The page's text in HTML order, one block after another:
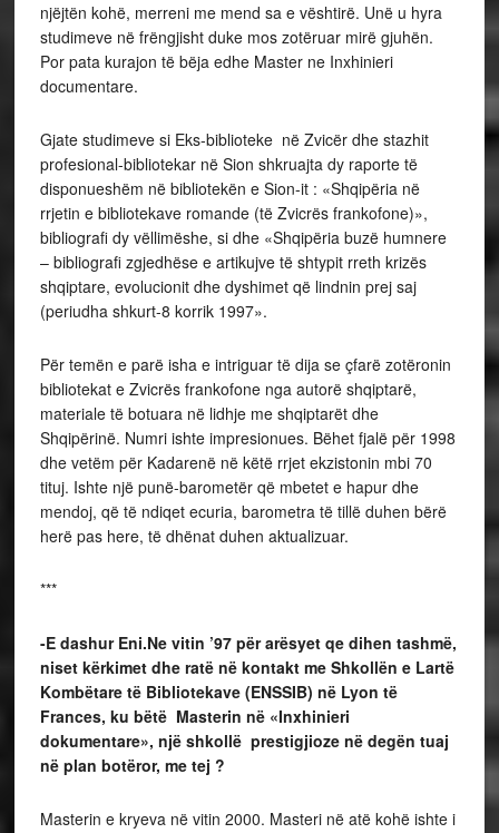
njëjtën kohë, merreni me mend sa e vështirë. Unë u hyra
studimeve në frëngjisht duke mos zotëruar mirë gjuhën.
Por pata kurajon të bëja edhe Master ne Inxhinieri
documentare.
Gjate studimeve si Eks-biblioteke në Zvicër dhe stazhit
profesional-bibliotekar në Sion shkruajta dy raporte të
disponueshëm në bibliotekën e Sion-it : «Shqipëria në
rrjetin e bibliotekave romande (të Zvicrës frankofone)»,
bibliografi dy vëllimëshe, si dhe «Shqipëria buzë humnere
– bibliografi zgjedhëse e artikujve të shtypit rreth krizës
shqiptare, evolucionit dhe dyshimet që lindnin prej saj
(periudha shkurt-8 korrik 1997».
Për temën e parë isha e intriguar të dija se çfarë zotëronin
bibliotekat e Zvicrës frankofone nga autorë shqiptarë,
materiale të botuara në lidhje me shqiptarët dhe
Shqipërinë. Numri ishte impresionues. Bëhet fjalë për 1998
dhe vetëm për Kadarenë në këtë rrjet ekzistonin mbi 70
tituj. Ishte një punë-barometër që mbetet e hapur dhe
mendoj, që të ndiqet ecuria, barometra të tillë duhen bërë
herë pas here, të dhënat duhen aktualizuar.
***
-E dashur Eni.Ne vitin ’97 për arësyet qe dihen tashmë,
niset kërkimet dhe ratë në kontakt me Shkollën e Lartë
Kombëtare të Bibliotekave (ENSSIB) në Lyon të
Frances, ku bëtë Masterin në «Inxhinieri
dokumentare», një shkollë prestigjioze në degën tuaj
në plan botëror, me tej ?
Masterin e kryeva në vitin 2000. Masteri në atë kohë ishte i